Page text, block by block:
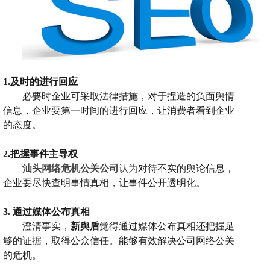
1.及时的进行回应
必要时企业可采取法律措施 ， 对于捏造的负面舆情
信息，企业要第一时间的进行回应，让消费者看到企业
的态度。
2.把握事件主导权
汕头网络危机公关公司 认为对待不实的舆论信息，
企业要尽快查明事情真相， 让事件公开透明化。
3. 通过媒体公布真相
澄清事实， 新舆盾觉得通过媒体公布真相还把握足
够的证据 ， 取得公众信任。能够有效解决公司 网络公关
的危机。